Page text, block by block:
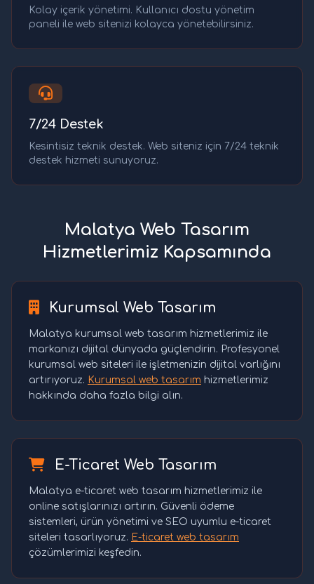
Kolay içerik yönetimi. Kullanıcı dostu yönetim
paneli ile web sitenizi kolayca yönetebilirsiniz.
7/24 Destek
Kesintisiz teknik destek. Web siteniz için 7/24 teknik
destek hizmeti sunuyoruz.
Malatya Web Tasarım
Hizmetlerimiz Kapsamında
Kurumsal Web Tasarım
Malatya kurumsal web tasarım hizmetlerimiz ile
markanızı dijital dünyada güçlendirin. Profesyonel
kurumsal web siteleri ile işletmenizin dijital varlığını
artırıyoruz. Kurumsal web tasarım hizmetlerimiz
hakkında daha fazla bilgi alın.
E-Ticaret Web Tasarım
Malatya e-ticaret web tasarım hizmetlerimiz ile
online satışlarınızı artırın. Güvenli ödeme
sistemleri, ürün yönetimi ve SEO uyumlu e-ticaret
siteleri tasarlıyoruz. E-ticaret web tasarım
çözümlerimizi keşfedin.